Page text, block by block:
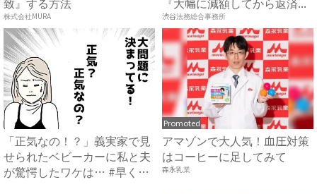
株式会社MURA 渋谷法務総合事務所
「正気なの！？」義実家で見
せられたベビーカーに私と夫
が驚愕したワケは… #早く
Promoted
アマゾンで大人気！血圧対策
はコーヒーに足してみて
森永乳業